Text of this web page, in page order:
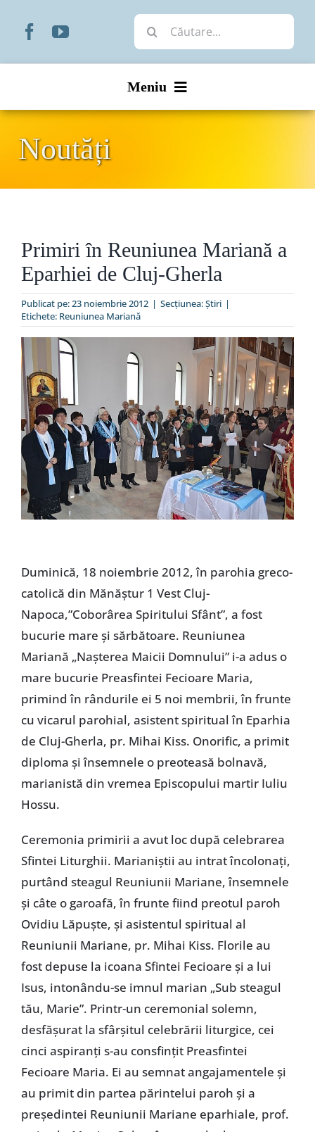
Cautare...
Meniu
Organizare
Liturgic
Special
Noutăți
Primiri în Reuniunea Mariană a
Eparhiei de Cluj-Gherla
Publicat pe: 23 noiembrie 2012 | Secțiunea:Ştiri |
Etichete: Reuniunea Mariană
Duminică, 18 noiembrie 2012, în parohia greco-
catolică din Mănăştur 1 Vest Cluj-
Napoca,”Coborârea Spiritului Sfânt”, a fost
bucurie mare şi sărbătoare. Reuniunea
Mariană „Naşterea Maicii Domnului” i-a adus o
mare bucurie Preasfintei Fecioare Maria,
primind în rândurile ei 5 noi membrii, în frunte
cu vicarul parohial, asistent spiritual în Eparhia
de Cluj-Gherla, pr. Mihai Kiss. Onorific, a primit
diploma şi însemnele o preoteasă bolnavă,
marianistă din vremea Episcopului martir Iuliu
Hossu.
Ceremonia primirii a avut loc după celebrarea
Sfintei Liturghii. Marianiştii au intrat încolonaţi,
purtând steagul Reuniunii Mariane, însemnele
şi câte o garoafă, în frunte fiind preotul paroh
Ovidiu Lăpuşte, şi asistentul spiritual al
Reuniunii Mariane, pr. Mihai Kiss. Florile au
fost depuse la icoana Sfintei Fecioare şi a lui
Isus, intonându-se imnul marian „Sub steagul
tău, Marie”. Printr-un ceremonial solemn,
desfăşurat la sfârşitul celebrării liturgice, cei
cinci aspiranţi s-au consfinţit Preasfintei
Fecioare Maria. Ei au semnat angajamentele şi
au primit din partea părintelui paroh şi a
preşedintei Reuniunii Mariane eparhiale, prof.